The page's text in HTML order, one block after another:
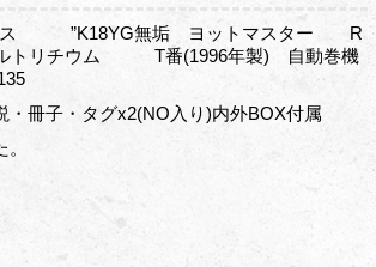
ス ”K18YG無垢 ヨットマスター R
トリチウム T番(1996年製) 自動巻機
・冊子・タグx2(NO入り)内外BOX付属